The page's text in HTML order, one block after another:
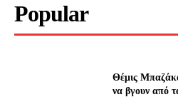
Popular
Θέμις
να βγουν από